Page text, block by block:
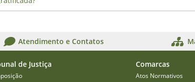
Atendimento e Contatos
de Justiça Comarcas
Atos Normativos